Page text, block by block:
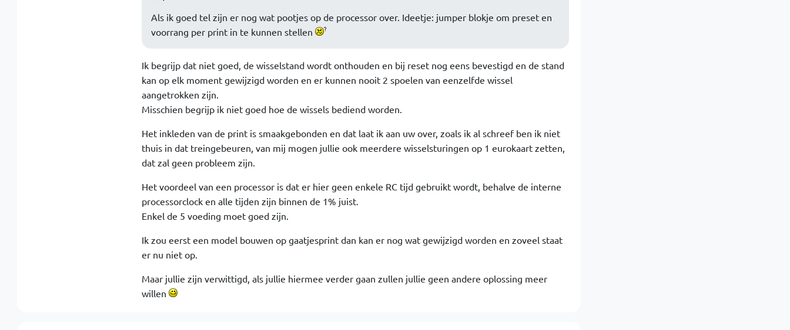
Als ik goed tel zijn er nog wat pootjes op de processor over. Ideetje: jumper blokje om preset en
voorrang per print in te kunnen stellen
Ik begrijp dat niet goed, de wisselstand wordt onthouden en bij reset nog eens bevestigd en de stand
kan op elk moment gewijzigd worden en er kunnen nooit 2 spoelen van eenzelfde wissel
aangetrokken zijn.
Misschien begrijp ik niet goed hoe de wissels bediend worden.
Het inkleden van de print is smaakgebonden en dat laat ik aan uw over, zoals ik al schreef ben ik niet
thuis in dat treingebeuren, van mij mogen jullie ook meerdere wisselsturingen op 1 eurokaart zetten,
dat zal geen probleem zijn.
Het voordeel van een processor is dat er hier geen enkele RC tijd gebruikt wordt, behalve de interne
processorclock en alle tijden zijn binnen de 1% juist.
Enkel de 5 voeding moet goed zijn.
Ik zou eerst een model bouwen op gaatjesprint dan kan er nog wat gewijzigd worden en zoveel staat
er nu niet op.
Maar jullie zijn verwittigd, als jullie hiermee verder gaan zullen jullie geen andere oplossing meer
willen